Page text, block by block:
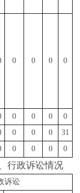
0 0 0 0
0 0 0
0
0 0 0
31
0 0 0 0
行政诉讼情况
诉讼